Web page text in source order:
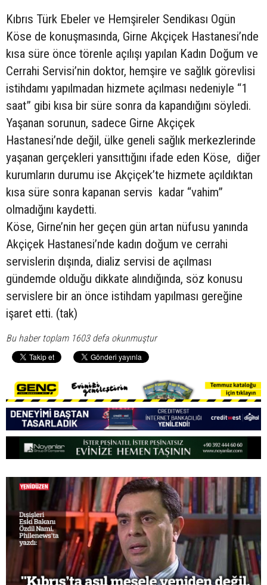
Kıbrıs Türk Ebeler ve Hemşireler Sendikası Ogün
Köse de konuşmasında, Girne Akçiçek Hastanesi’nde
kısa süre önce törenle açılışı yapılan Kadın Doğum ve
Cerrahi Servisi’nin doktor, hemşire ve sağlık görevlisi
istihdamı yapılmadan hizmete açılması nedeniyle “1
saat” gibi kısa bir süre sonra da kapandığını söyledi.
Yaşanan sorunun, sadece Girne Akçiçek
Hastanesi’nde değil, ülke geneli sağlık merkezlerinde
yaşanan gerçekleri yansıttığını ifade eden Köse, diğer
kurumların durumu ise Akçiçek’te hizmete açıldıktan
kısa süre sonra kapanan servis kadar “vahim”
olmadığını kaydetti.
Köse, Girne’nin her geçen gün artan nüfusu yanında
Akçiçek Hastanesi’nde kadın doğum ve cerrahi
servislerin dışında, dializ servisi de açılması
gündemde olduğu dikkate alındığında, söz konusu
servislere bir an önce istihdam yapılması gereğine
işaret etti. (tak)
Bu haber toplam 1603 defa okunmuştur